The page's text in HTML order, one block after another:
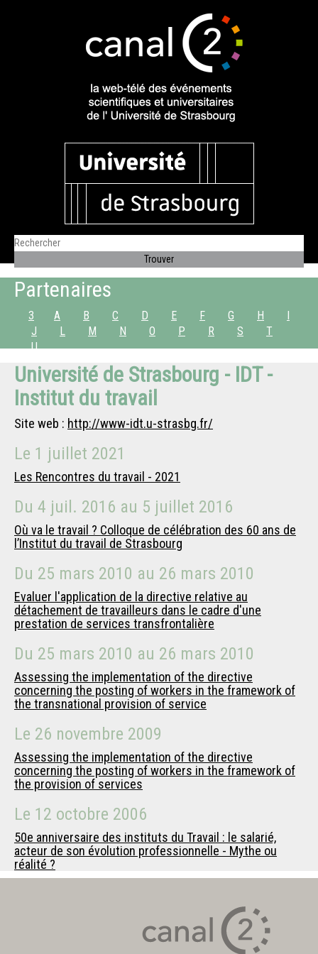
Partenaires
3 A B C D E F G H
I
J
L M N O P R S
T
U
Université de Strasbourg - IDT -
Institut du travail
Site web : http://www-idt.u-strasbg.fr/
Le 1 juillet 2021
Les Rencontres du travail - 2021
Du 4 juil. 2016 au 5 juillet 2016
Où va le travail ? Colloque de célébration des 60 ans de
l’Institut du travail de Strasbourg
Du 25 mars 2010 au 26 mars 2010
Evaluer l'application de la directive relative au
détachement de travailleurs dans le cadre d'une
prestation de services transfrontalière
Du 25 mars 2010 au 26 mars 2010
Assessing the implementation of the directive
concerning the posting of workers in the framework of
the transnational provision of service
Le 26 novembre 2009
Assessing the implementation of the directive
concerning the posting of workers in the framework of
the provision of services
Le 12 octobre 2006
50e anniversaire des instituts du Travail : le salarié,
acteur de son évolution professionnelle - Mythe ou
réalité ?